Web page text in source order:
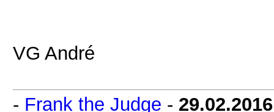
VG André
- Frank the Judge - 29.02.2016